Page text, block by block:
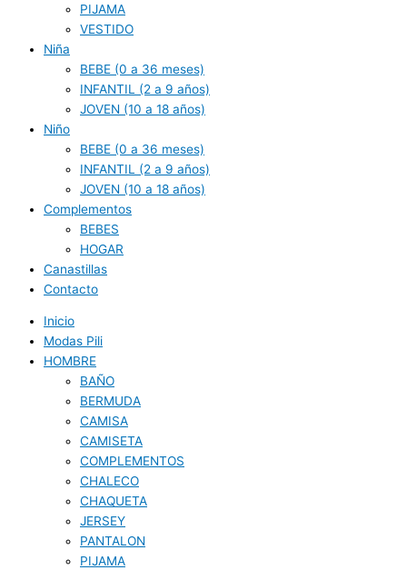
PIJAMA
VESTIDO
Niña
BEBE (0 a 36 meses)
INFANTIL (2 a 9 años)
JOVEN (10 a 18 años)
Niño
BEBE (0 a 36 meses)
INFANTIL (2 a 9 años)
JOVEN (10 a 18 años)
Complementos
BEBES
HOGAR
Canastillas
Contacto
Inicio
Modas Pili
HOMBRE
BAÑO
BERMUDA
CAMISA
CAMISETA
COMPLEMENTOS
CHALECO
CHAQUETA
JERSEY
PANTALON
PIJAMA